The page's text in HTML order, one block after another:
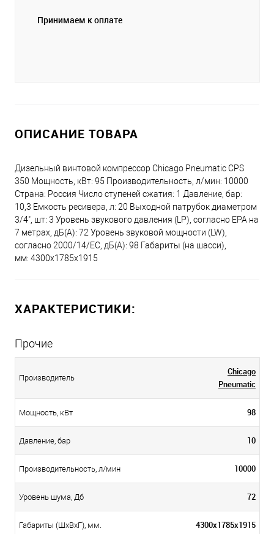
Принимаем к оплате
ОПИСАНИЕ ТОВАРА
Дизельный винтовой компрессор Chicago Pneumatic CPS
350 Мощность, кВт: 95 Производительность, л/мин: 10000
Страна: Россия Число ступеней сжатия: 1 Давление, бар:
10,3 Емкость ресивера, л: 20 Выходной патрубок диаметром
3/4", шт: 3 Уровень звукового давления (LP), согласно EPA на
7 метрах, дБ(A): 72 Уровень звуковой мощности (LW),
согласно 2000/14/ЕС, дБ(A): 98 Габариты (на шасси),
мм: 4300х1785х1915
ХАРАКТЕРИСТИКИ:
Прочие
Производитель
Chicago
Pneumatic
Мощность, кВт 98
Давление, бар 10
Производительность, л/мин 10000
Уровень шума, Дб 72
Габариты (ШхВхГ), мм. 4300х1785х1915